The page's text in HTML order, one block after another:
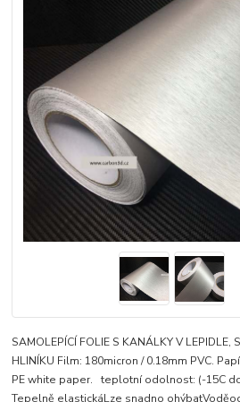
SAMOLEPÍCÍ FOLIE S KANÁLKY V LEPIDLE,
HLINÍKU Film: 180micron / 0.18mm PVC.
PE white paper. teplotní odolnost: (-15C
Tepelně elastickáLze snadno